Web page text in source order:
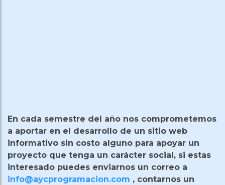
En cada semestre del año nos comprometemos
a aportar en el desarrollo de un sitio web
informativo sin costo alguno para apoyar un
proyecto que tenga un carácter social, si estas
interesado puedes enviarnos un correo a
info@aycprogramacion.com , contarnos un